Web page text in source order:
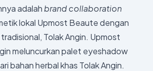
adalahbrand collaboration
lokal Upmost Beaute dengan
Tolak Angin. Upmost
meluncurkan palet eyeshadow
bahan herbal khas Tolak Angin.